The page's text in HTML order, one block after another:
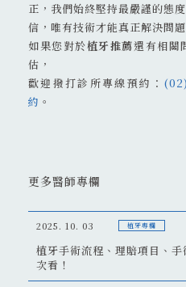
正，我們始終堅持最嚴謹的態
信，唯有技術才能真正解決問題
如果您對於植牙推薦還有相關
估，
歡迎撥打診所專線預約：
約 。
更多醫師專欄
2025. 10. 03 植牙專欄
植牙手術流程、理賠項目、
次看！